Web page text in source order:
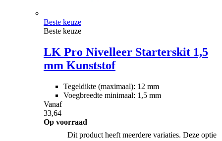
Beste keuze
Beste keuze
LK Pro Nivelleer Starterskit 1,5
mm Kunststof
Tegeldikte (maximaal): 12 mm
Voegbreedte minimaal: 1,5 mm
Vanaf
33,64
Op voorraad
Dit product heeft meerdere variaties. Deze optie